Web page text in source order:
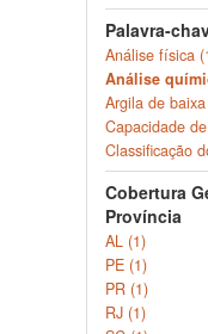
Palavra-
Análise física
Análise
Argila de
Capacidade
Classificação
Cobertura
Província
AL (1)
PE (1)
PR (1)
RJ (1)